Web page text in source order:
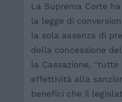
La Suprema Corte
la legge di
la sola assenza di
della concessione
la Cassazione, "tutte
effettività alla
benefici che il